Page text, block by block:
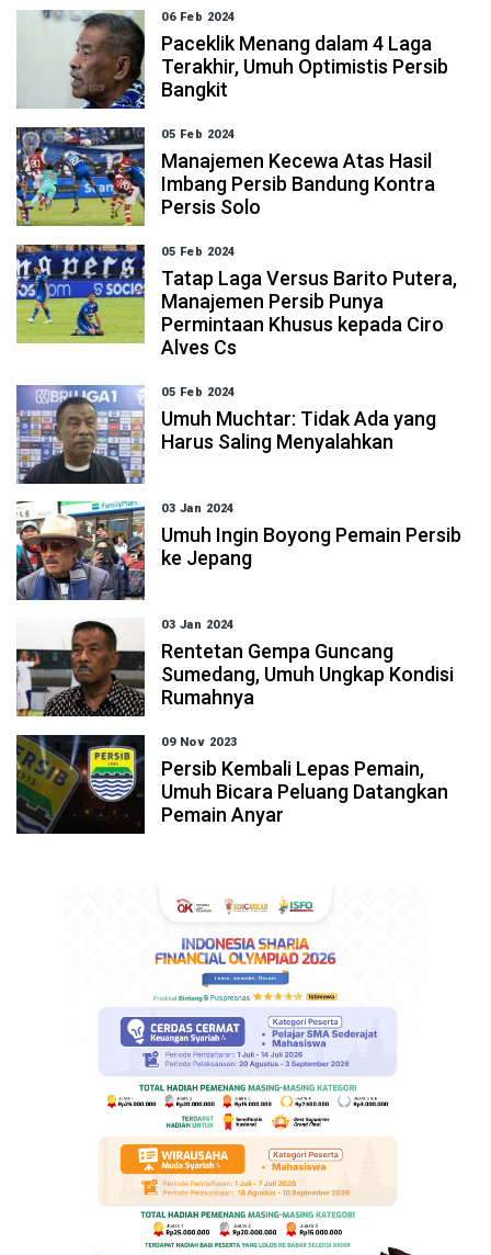
06 Feb 2024
Paceklik Menang dalam 4 Laga
Terakhir, Umuh Optimistis Persib
Bangkit
05 Feb 2024
Manajemen Kecewa Atas Hasil
Imbang Persib Bandung Kontra
Persis Solo
05 Feb 2024
Tatap Laga Versus Barito Putera,
Manajemen Persib Punya
Permintaan Khusus kepada Ciro
Alves Cs
05 Feb 2024
Umuh Muchtar: Tidak Ada yang
Harus Saling Menyalahkan
03 Jan 2024
Umuh Ingin Boyong Pemain Persib
ke Jepang
03 Jan 2024
Rentetan Gempa Guncang
Sumedang, Umuh Ungkap Kondisi
Rumahnya
09 Nov 2023
Persib Kembali Lepas Pemain,
Umuh Bicara Peluang Datangkan
Pemain Anyar